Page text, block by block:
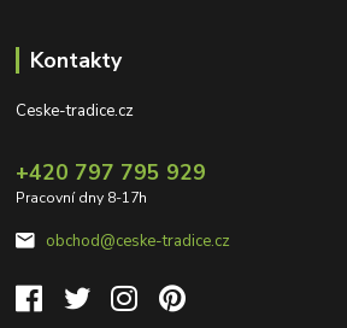
Kontakty
Ceske-tradice.cz
+420 797 795 929
Pracovní dny 8-17h
obchod@ceske-tradice.cz